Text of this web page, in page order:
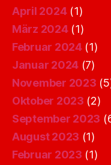
April 2024(1)
März 2024(1)
Februar 2024(1)
Januar 2024 (7)
November 2023
Oktober 2023 (2)
September 2023
August 2023 (1)
Februar 2023 (1)